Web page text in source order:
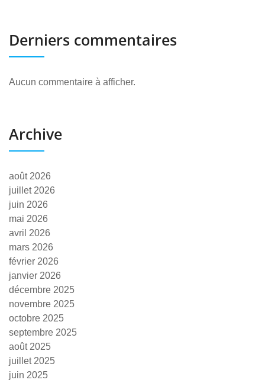
Derniers commentaires
Aucun commentaire à afficher.
Archive
août 2026
juillet 2026
juin 2026
mai 2026
avril 2026
mars 2026
février 2026
janvier 2026
décembre 2025
novembre 2025
octobre 2025
septembre 2025
août 2025
juillet 2025
juin 2025